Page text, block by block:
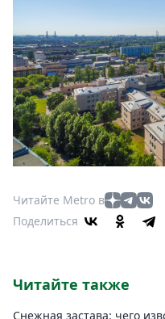
Читайте Metro в
Поделиться
Читайте также
Снежная застава: чего